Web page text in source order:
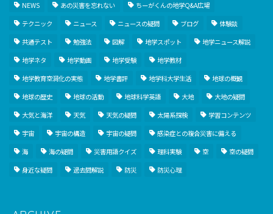
NEWS あの災害を忘れない
ちーがくんの地学Q&A広場
テクニック
ニュース ニュースの疑問 ブログ
体験談
共通テスト
勉強法 図解 地学スポット
地学ニュース解説
地学ネタ
地学動画 地学受験
地学教材
地学教育空洞化の実態
地学書評 地学科大学生活
地球の概観
地球の歴史
地球の活動 地球科学英語 大地
大地の疑問
大気と海洋
天気 天気の疑問 太陽系探検
学習コンテンツ
宇宙
宇宙の構造 宇宙の疑問
感染症との複合災害に備える
海
海の疑問 災害用語クイズ 理科実験 空
空の疑問
身近な疑問
過去問解説 防災 防災心理